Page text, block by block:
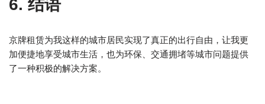
6. 结语
京牌租赁为我这样的城市居民实现了真正的出行自由，让我更
加便捷地享受城市生活，也为环保、交通拥堵等城市问题提供
了一种积极的解决方案。